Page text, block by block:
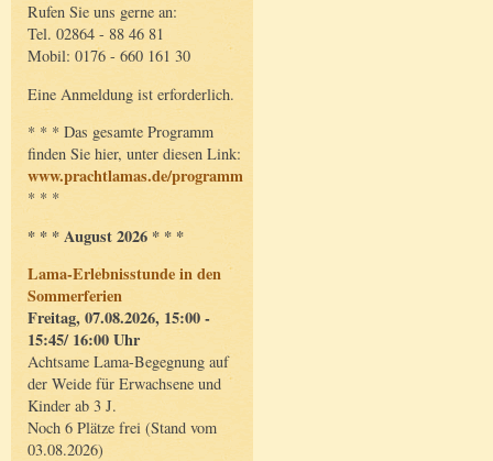
Rufen Sie uns gerne an:
Tel. 02864 - 88 46 81
Mobil: 0176 - 660 161 30
Eine Anmeldung ist erforderlich.
* * * Das gesamte Programm
finden Sie hier, unter diesen Link:
www.prachtlamas.de/programm
* * *
* * * August 2026 * * *
Lama-Erlebnisstunde in den
Sommerferien
Freitag, 07.08.2026, 15:00 -
15:45/ 16:00 Uhr
Achtsame Lama-Begegnung auf
der Weide für Erwachsene und
Kinder ab 3 J.
Noch 6 Plätze frei (Stand vom
03.08.2026)